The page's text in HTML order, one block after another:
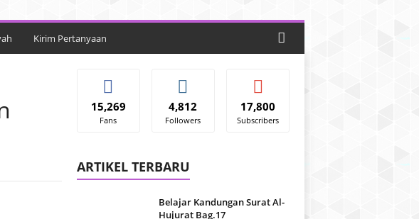
Kirim Pertanyaan
15,269
Fans
4,812
Followers
17,800
Subscribers
ARTIKEL TERBARU
Belajar Kandungan Surat Al-
Hujurat Bag.17